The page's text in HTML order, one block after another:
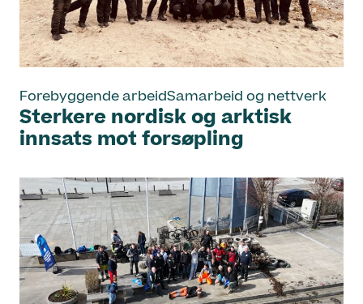
Forebyggende arbeidSamarbeid og nettverk
Sterkere nordisk og arktisk
innsats mot forsøpling